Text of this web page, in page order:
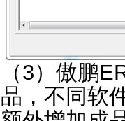
（3）傲鹏
品，不同软